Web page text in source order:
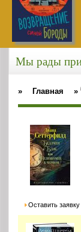
Мы рады
» Главная »
Оставить заявку